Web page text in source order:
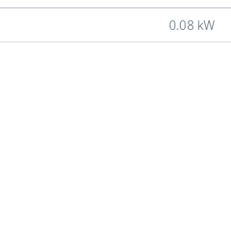
0.08 kW